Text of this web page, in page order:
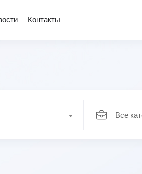
Контакты
Все